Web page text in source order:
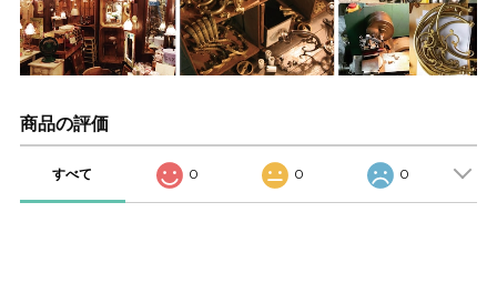
商品の評価
すべて 0 0 0